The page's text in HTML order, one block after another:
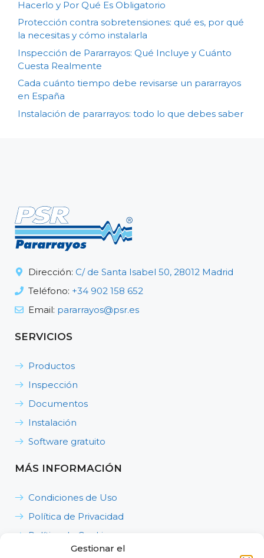
Gestionar el
Hacerlo y Por Qué Es Obligatorio
Protección contra sobretensiones: qué es, por qué
la necesitas y cómo instalarla
Inspección de Pararrayos: Qué Incluye y Cuánto
Cuesta Realmente
Cada cuánto tiempo debe revisarse un pararrayos
en España
Instalación de pararrayos: todo lo que debes saber
Dirección: C/ de Santa Isabel 50, 28012 Madrid
Teléfono: +34 902 158 652
Email: pararrayos@psr.es
SERVICIOS
Productos
Inspección
Documentos
Instalación
Software gratuito
MÁS INFORMACIÓN
Condiciones de Uso
Política de Privacidad
Política de Cookies
Política de Calidad, Medioambiente y Seguridad y